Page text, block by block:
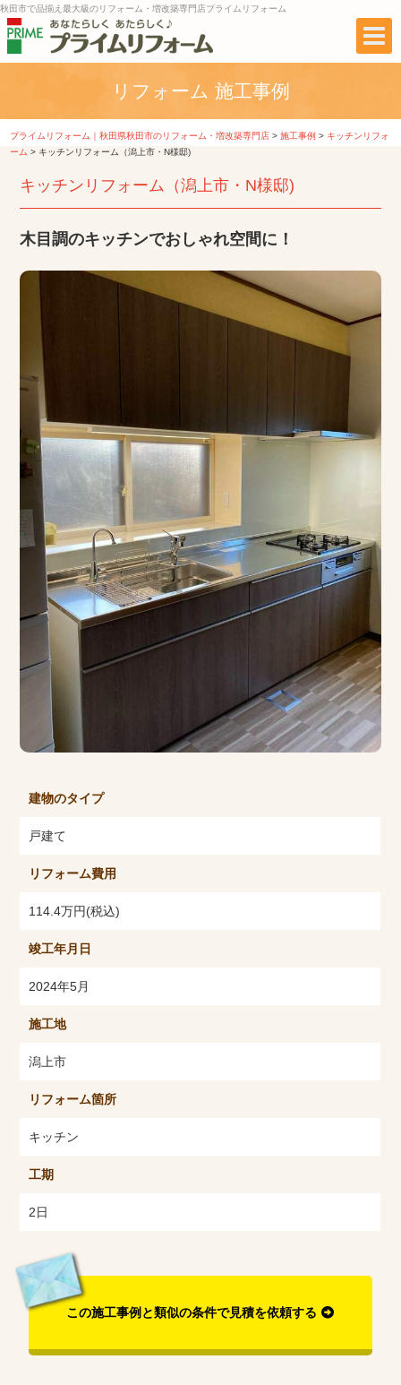
秋田市で品揃え最大級のリフォーム・増改築専門店プライムリフォーム
リフォーム 施工事例
プライムリフォーム｜秋田県秋田市のリフォーム・増改築専門店 >施工事例 > キッチンリフォ
ーム > キッチンリフォーム（潟上市・N様邸)
キッチンリフォーム（潟上市・N様邸)
木目調のキッチンでおしゃれ空間に！
建物のタイプ
戸建て
リフォーム費用
114.4万円(税込)
竣工年月日
2024年5月
施工地
潟上市
リフォーム箇所
キッチン
工期
2日
この施工事例と類似の条件で見積を依頼する